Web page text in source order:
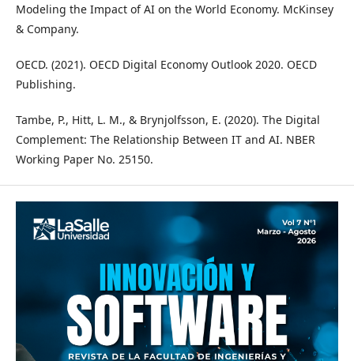
Modeling the Impact of AI on the World Economy. McKinsey
& Company.
OECD. (2021). OECD Digital Economy Outlook 2020. OECD
Publishing.
Tambe, P., Hitt, L. M., & Brynjolfsson, E. (2020). The Digital
Complement: The Relationship Between IT and AI. NBER
Working Paper No. 25150.